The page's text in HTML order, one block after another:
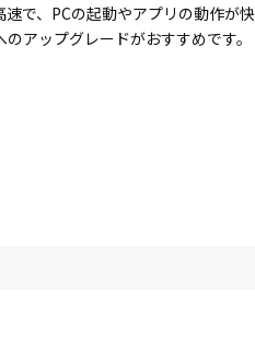
で、PCの起動やアプリの動作
アップグレードがおすすめです。